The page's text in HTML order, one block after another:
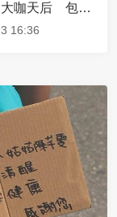
大咖天后 包尿
不喊累
16:36